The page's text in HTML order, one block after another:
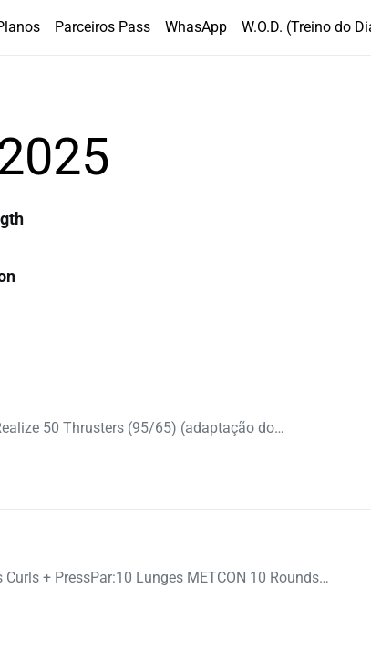
Parceiros Pass WhasApp W.O.D. (Treino do
50 Thrusters (95/65) (adaptação do…
+ PressPar:10 Lunges METCON 10 Rounds…